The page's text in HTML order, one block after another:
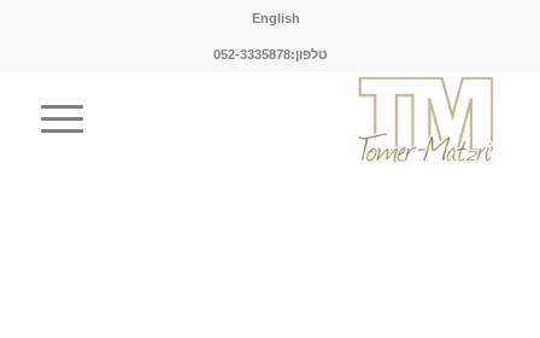
English
טלפון:052-3335878